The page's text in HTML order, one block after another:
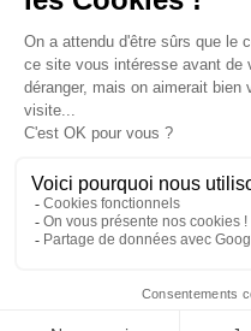
Une solution pour
© 2026 - Côté Formations -
Menu Pied de page
Mentions Légales
Politique de confidentialité